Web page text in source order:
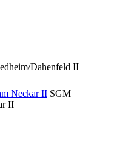
Dahenfeld II
SGM
II